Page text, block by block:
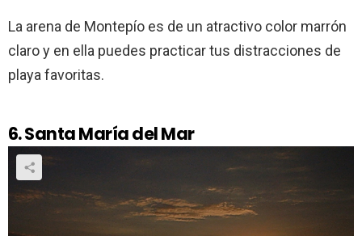
La arena de Montepío es de un atractivo color marrón
claro y en ella puedes practicar tus distracciones de
playa favoritas.
6. Santa María del Mar